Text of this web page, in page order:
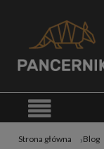
Strona główna Blog